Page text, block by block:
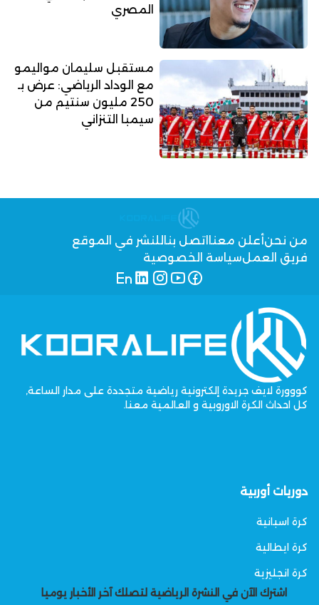
المصري
مستقبل سليمان مواليمو
مع الوداد الرياضي: عرض بـ
250 مليون سنتيم من
سيمبا التنزاني
من نحنأعلن معنا اتصل بنا للنشر في الموقع
فريق العملسياسة الخصوصية
كووورة لايف جريدة إلكترونية رياضية متجددة على مدار الساعة,
كل احداث الكرة الاوروبية و العالمية معنا.
دوريات أوربية
كرة اسبانية
كرة ايطالية
كرة انجليزية
اشترك الآن في النشرة الرياضية لتصلك آخر الأخبار يوميا